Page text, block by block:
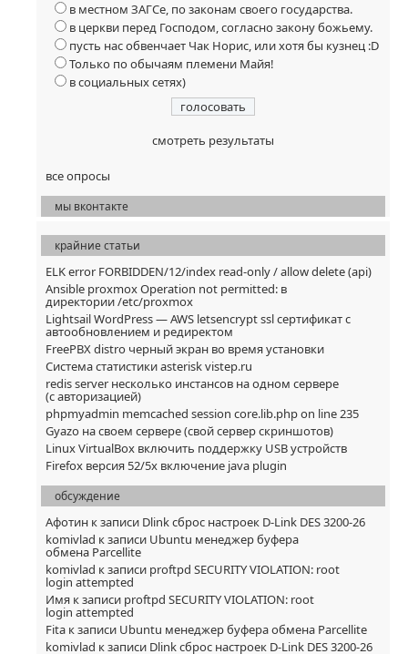
в местном ЗАГСе, по законам своего государства.
в церкви перед Господом, согласно закону божьему.
пусть нас обвенчает Чак Норис, или хотя бы кузнец :D
Только по обычаям племени Майя!
в социальных сетях)
смотреть результаты
все опросы
мы вконтакте
крайние статьи
ELK error FORBIDDEN/12/index read-only / allow delete (api)
Ansible proxmox Operation not permitted: в
директории /etc/proxmox
Lightsail WordPress — AWS letsencrypt ssl сертификат с
автообновлением и редиректом
FreePBX distro черный экран во время установки
Система статистики asterisk vistep.ru
redis server несколько инстансов на одном сервере
(с авторизацией)
phpmyadmin memcached session core.lib.php on line 235
Gyazo на своем сервере (свой сервер скриншотов)
Linux VirtualBox включить поддержку USB устройств
Firefox версия 52/5x включение java plugin
обсуждение
Афотин к записи Dlink сброс настроек D-Link DES 3200-26
komivlad к записи Ubuntu менеджер буфера
обмена Parcellite
komivlad к записи proftpd SECURITY VIOLATION: root
login attempted
Имя к записи proftpd SECURITY VIOLATION: root
login attempted
Fita к записи Ubuntu менеджер буфера обмена Parcellite
komivlad к записи Dlink сброс настроек D-Link DES 3200-26